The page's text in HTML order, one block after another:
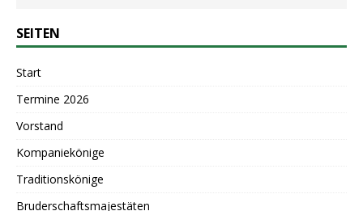
SEITEN
Start
Termine 2026
Vorstand
Kompaniekönige
Traditionskönige
Bruderschaftsmajestäten